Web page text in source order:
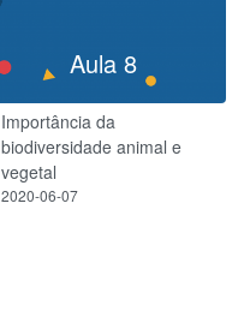
Aula 8
Importância da
biodiversidade animal e
vegetal
2020-06-07